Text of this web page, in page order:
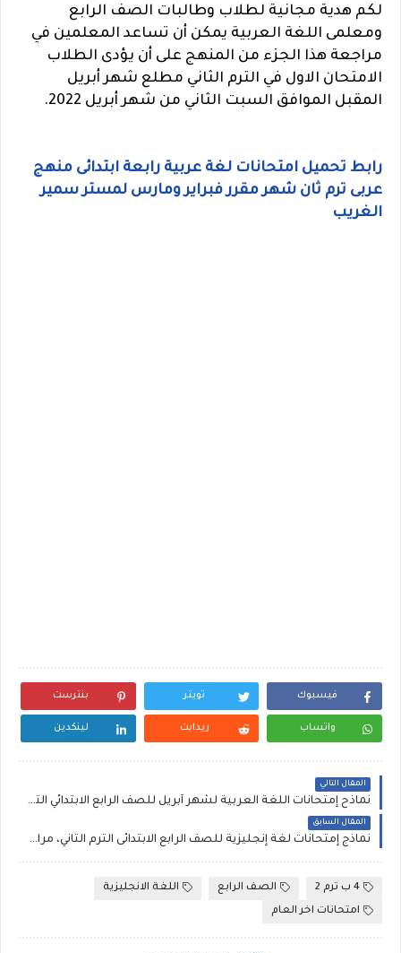
لكم هدية مجانية لطلاب وطالبات الصف الرابع
ومعلمى اللغة العربية يمكن أن تساعد المعلمين في
مراجعة هذا الجزء من المنهج على أن يؤدى الطلاب
الامتحان الاول في الترم الثاني مطلع شهر أبريل
المقبل الموافق السبت الثاني من شهر أبريل 2022.
رابط تحميل امتحانات لغة عربية رابعة ابتدائى منهج
عربى ترم ثان شهر مقرر فبراير ومارس لمستر سمير
الغريب
فيسبوك تويتر بنترست
واتساب ريدايت لينكدين
المقال التالي
نماذح إمتحانات اللغة العربية لشهر أبريل للصف الرابع الابتدائي الترم الثاني مقرر شهر فبراير ومارس أستاذ محمود سعيد
المقال السابق
نماذج إمتحانات لغة إنجليزية للصف الرابع الابتدائى الترم الثاني، مراجعة على مقرر فبراير ومارس 2022 مستر محمود سعيد
4 ب ترم 2 الصف الرابع
اللغة الانجليزية
امتحانات اخر العام